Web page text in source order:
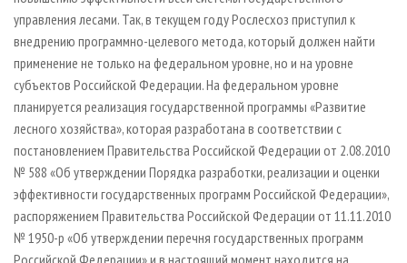
управления лесами. Так, в текущем году Рослесхоз приступил к
внедрению программно-целевого метода, который должен найти
применение не только на федеральном уровне, но и на уровне
субъектов Российской Федерации. На федеральном уровне
планируется реализация государственной программы «Развитие
лесного хозяйства», которая разработана в соответствии с
постановлением Правительства Российской Федерации от 2.08.2010
№ 588 «Об утверждении Порядка разработки, реализации и оценки
эффективности государственных программ Российской Федерации»,
распоряжением Правительства Российской Федерации от 11.11.2010
№ 1950-р «Об утверждении перечня государственных программ
Российской Федерации» и в настоящий момент находится на